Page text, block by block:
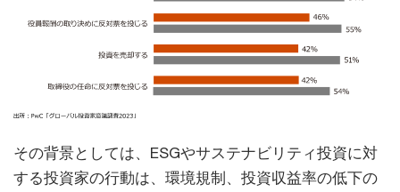
その背景としては、ESGやサステナビリティ投資に対
する投資家の行動は、環境規制、投資収益率の低下の